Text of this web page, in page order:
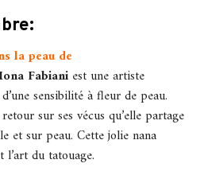
la peau de
Fabianiest une artiste
sensibilité à fleur de peau.
sur ses vécus qu’elle partage
et sur peau. Cette jolie nana
l’art du tatouage.